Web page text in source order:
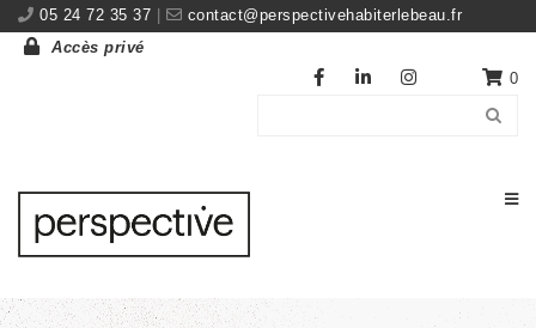
05 24 72 35 37
contact@perspectivehabiterlebeau.fr
Accès privé
0